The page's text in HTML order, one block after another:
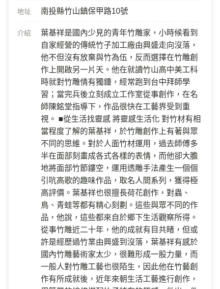
台3線 225K+900 竹山鎮 南雲路=集山路口(逆樁)
景點資訊
經度
120.7105
緯度
23.7749
886-49-2636399
南投縣竹山鎮保甲路10號
葉基祥是國內少見的青年竹雕家，小時候看到
自家經營的傳統竹子加工廠由興盛走向沒落，
他不但沒有放棄與竹為伍，反而選擇在竹雕創
作上開啟另一片天。他在就讀竹山高中美工科
時就對竹雕情有獨鍾，經常跑到台中拜師學
習；當完兵後立刻成立工作室從事創作，在名
師陳銘堂指導下，作品很快在工藝界受到重
視。 ■從生活找靈感 將靈感生活化 對竹材有相
當程度了解的葉基祥，於竹雕創作上有著與眾